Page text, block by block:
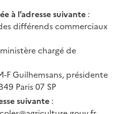
à l’adresse suivante :
différends commerciaux
chargé de
F Guilhemsans, présidente
Paris 07 SP
suivante :